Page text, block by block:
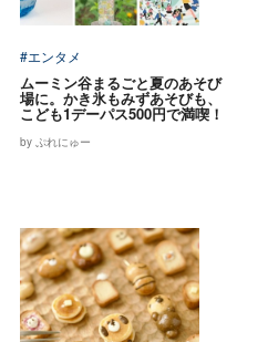
#エンタメ
ムーミン谷まるごと夏のあそび
場に。かき氷もみずあそびも、
こども1デーパス500円で満喫！
by ぷれにゅー